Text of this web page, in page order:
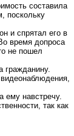
составила
поскольку
и спрятал его в
время допроса
не пошел
ему навстречу.
так как